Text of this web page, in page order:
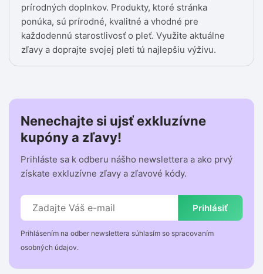
prírodných doplnkov. Produkty, ktoré stránka
ponúka, sú prírodné, kvalitné a vhodné pre
každodennú starostlivosť o pleť. Využite aktuálne
zľavy a doprajte svojej pleti tú najlepšiu výživu.
Nenechajte si ujsť exkluzívne
kupóny a zľavy!
Prihláste sa k odberu nášho newslettera a ako prvý
získate exkluzívne zľavy a zľavové kódy.
Prihlásiť
Prihlásením na odber newslettera súhlasím so spracovaním
osobných údajov.